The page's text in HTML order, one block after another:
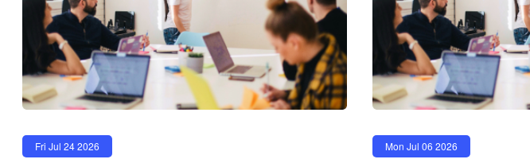
Fri Jul 24 2026 Mon Jul 06 2026